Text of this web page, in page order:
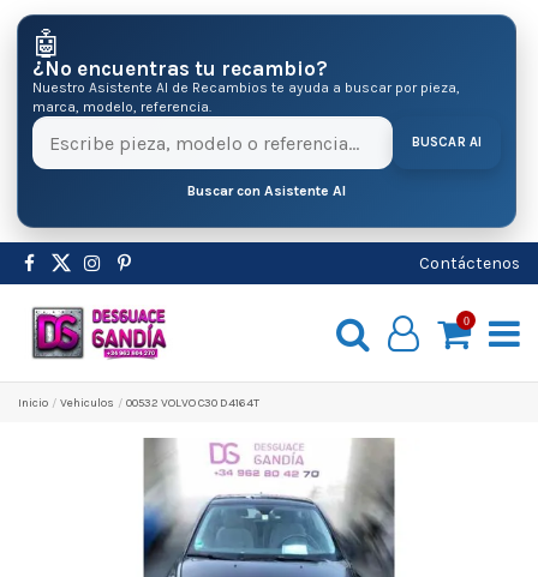
🤖
¿No encuentras tu recambio?
Nuestro Asistente AI de Recambios te ayuda a buscar por pieza,
marca, modelo, referencia.
BUSCAR AI
Buscar con Asistente AI
Contáctenos
0
Inicio Vehiculos 00532 VOLVO C30 D4164T